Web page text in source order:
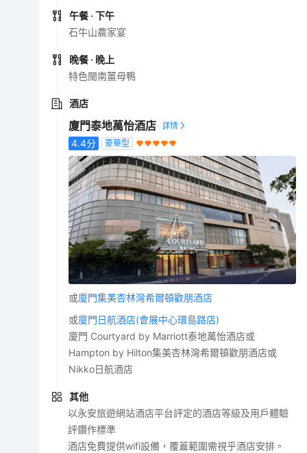
午餐 · 下午
石牛山農家宴
晚餐 · 晚上
特色閩南薑母鴨
酒店
廈門泰地萬怡酒店
4.4分 豪華型
或廈門集美杏林灣希爾頓歡朋酒店
或廈門日航酒店(會展中心環島路店)
廈門 Courtyard by Marriott泰地萬怡酒店或
Hampton by Hilton集美杏林灣希爾頓歡朋酒店或
Nikko日航酒店
其他
以永安旅遊網站酒店平台評定的酒店等級及用戶體驗
評鑽作標準
酒店免費提供wifi設備，覆蓋範圍需視乎酒店安排。